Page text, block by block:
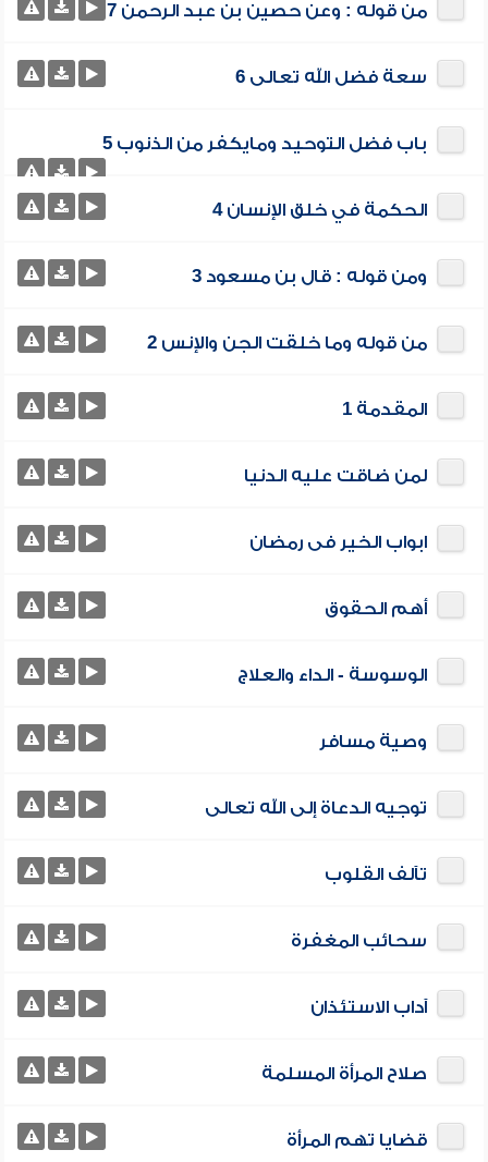
من قوله : وعن حصين بن عبد الرحمن 7
سعة فضل الله تعالى 6
باب فضل التوحيد ومايكفر من الذنوب 5
الحكمة في خلق الإنسان 4
ومن قوله : قال بن مسعود 3
من قوله وما خلقت الجن والإنس 2
المقدمة 1
لمن ضاقت عليه الدنيا
ابواب الخير فى رمضان
أهم الحقوق
الوسوسة - الداء والعلاج
وصية مسافر
توجيه الدعاة إلى الله تعالى
تآلف القلوب
سحائب المغفرة
آداب الاستئذان
صلاح المرأة المسلمة
قضايا تهم المرأة